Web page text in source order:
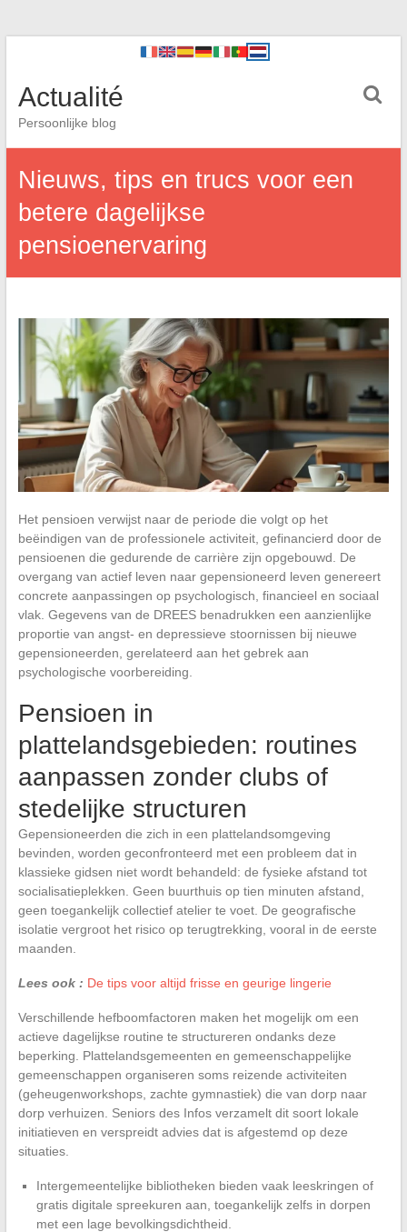
Actualité
Persoonlijke blog
Nieuws, tips en trucs voor een
betere dagelijkse
pensioenervaring
Het pensioen verwijst naar de periode die volgt op het
beëindigen van de professionele activiteit, gefinancierd door de
pensioenen die gedurende de carrière zijn opgebouwd. De
overgang van actief leven naar gepensioneerd leven genereert
concrete aanpassingen op psychologisch, financieel en sociaal
vlak. Gegevens van de DREES benadrukken een aanzienlijke
proportie van angst- en depressieve stoornissen bij nieuwe
gepensioneerden, gerelateerd aan het gebrek aan
psychologische voorbereiding.
Pensioen in
plattelandsgebieden: routines
aanpassen zonder clubs of
stedelijke structuren
Gepensioneerden die zich in een plattelandsomgeving
bevinden, worden geconfronteerd met een probleem dat in
klassieke gidsen niet wordt behandeld: de fysieke afstand tot
socialisatieplekken. Geen buurthuis op tien minuten afstand,
geen toegankelijk collectief atelier te voet. De geografische
isolatie vergroot het risico op terugtrekking, vooral in de eerste
maanden.
Lees ook : De tips voor altijd frisse en geurige lingerie
Verschillende hefboomfactoren maken het mogelijk om een
actieve dagelijkse routine te structureren ondanks deze
beperking. Plattelandsgemeenten en gemeenschappelijke
gemeenschappen organiseren soms reizende activiteiten
(geheugenworkshops, zachte gymnastiek) die van dorp naar
dorp verhuizen. Seniors des Infos verzamelt dit soort lokale
initiatieven en verspreidt advies dat is afgestemd op deze
situaties.
Intergemeentelijke bibliotheken bieden vaak leeskringen of
gratis digitale spreekuren aan, toegankelijk zelfs in dorpen
met een lage bevolkingsdichtheid.